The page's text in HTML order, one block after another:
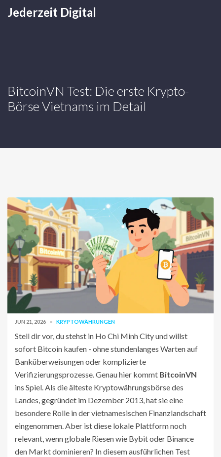
Jederzeit Digital
BitcoinVN Test: Die erste Krypto-
Börse Vietnams im Detail
JUN 21, 2026 KRYPTOWÄHRUNGEN
Stell dir vor, du stehst in Ho Chi Minh City und willst
sofort Bitcoin kaufen - ohne stundenlanges Warten auf
Banküberweisungen oder komplizierte
Verifizierungsprozesse. Genau hier kommt BitcoinVN
ins Spiel. Als die älteste Kryptowährungsbörse des
Landes, gegründet im Dezember 2013, hat sie eine
besondere Rolle in der vietnamesischen Finanzlandschaft
eingenommen. Aber ist diese lokale Plattform noch
relevant, wenn globale Riesen wie Bybit oder Binance
den Markt dominieren? In diesem ausführlichen Test